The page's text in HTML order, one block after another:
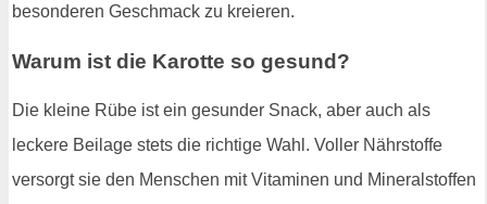
besonderen Geschmack zu kreieren.
Warum ist die Karotte so gesund?
Die kleine Rübe ist ein gesunder Snack, aber auch als
leckere Beilage stets die richtige Wahl. Voller Nährstoffe
versorgt sie den Menschen mit Vitaminen und Mineralstoffen